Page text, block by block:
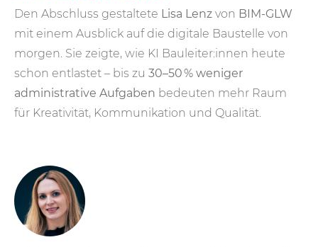
Den Abschluss gestaltete Lisa Lenz von BIM-GLW
mit einem Ausblick auf die digitale Baustelle von
morgen. Sie zeigte, wie KI Bauleiter:innen heute
schon entlastet – bis zu 30–50 % weniger
administrative Aufgaben bedeuten mehr Raum
für Kreativität, Kommunikation und Qualität.